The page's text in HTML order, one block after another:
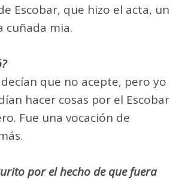
Escobar, que hizo el acta, un
cuñada mia.
que no acepte, pero yo
hacer cosas por el Escobar
Fue una vocación de
por el hecho de que fuera